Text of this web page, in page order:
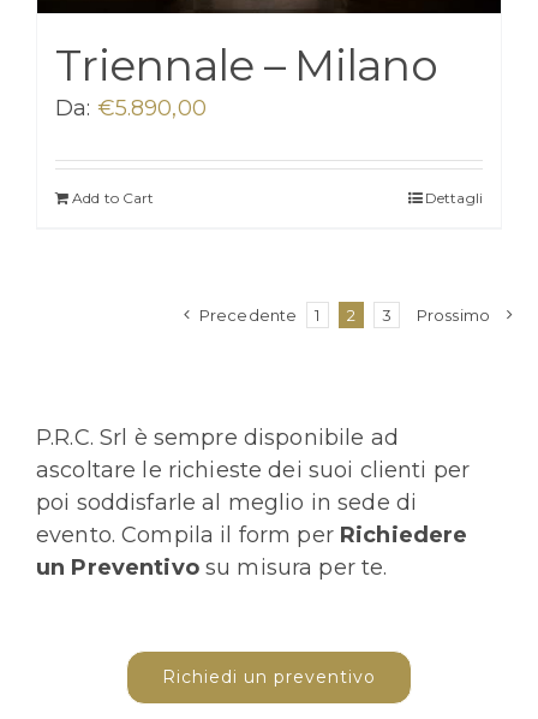
Triennale – Milano
Da: €5.890,00
Add to Cart Dettagli
Precedente 1 2 3 Prossimo
P.R.C. Srl è sempre disponibile ad
ascoltare le richieste dei suoi clienti per
poi soddisfarle al meglio in sede di
evento. Compila il form per Richiedere
un Preventivosu misura per te.
Richiedi un preventivo